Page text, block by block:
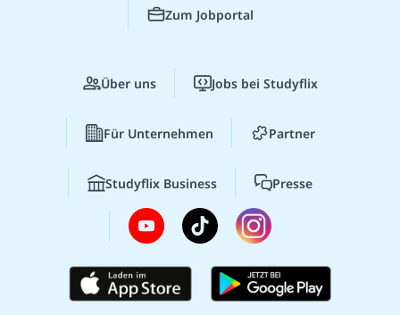
Zum Jobportal
Über uns Jobs bei Studyflix
Für Unternehmen Partner
Studyflix Business Presse